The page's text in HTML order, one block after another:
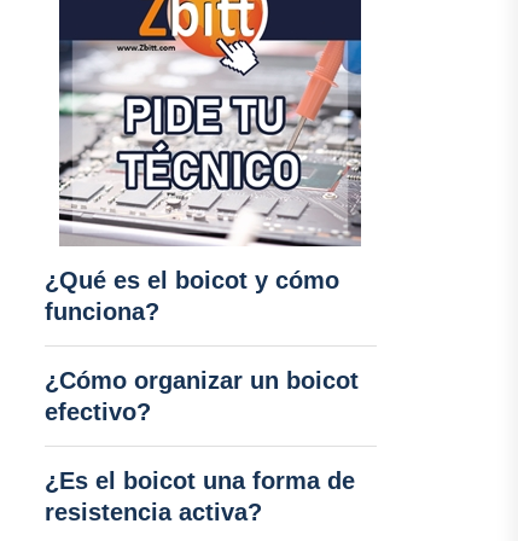
¿Qué es el boicot y cómo
funciona?
¿Cómo organizar un boicot
efectivo?
¿Es el boicot una forma de
resistencia activa?